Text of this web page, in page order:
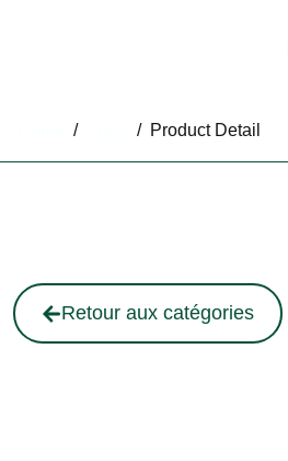
/ / Product Detail
Retour aux catégories